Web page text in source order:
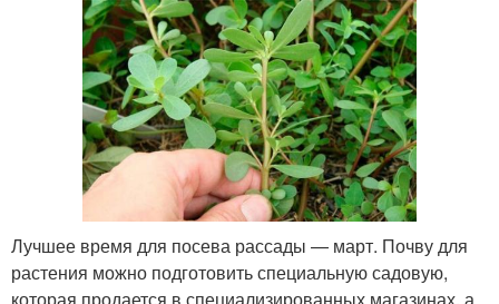
Лучшее время для посева рассады — март. Почву для
растения можно подготовить специальную садовую,